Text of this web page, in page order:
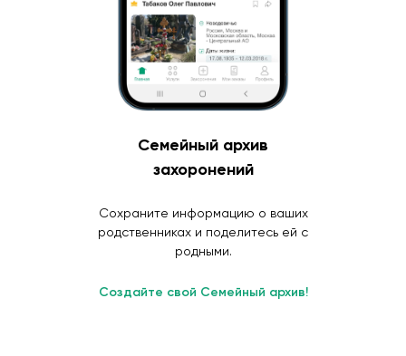
Семейный архив
захоронений
Сохраните информацию о ваших
родственниках и поделитесь ей с
родными.
Создайте свой Семейный архив!